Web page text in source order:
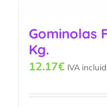
Gominolas
Kg.
12.17€ IVA